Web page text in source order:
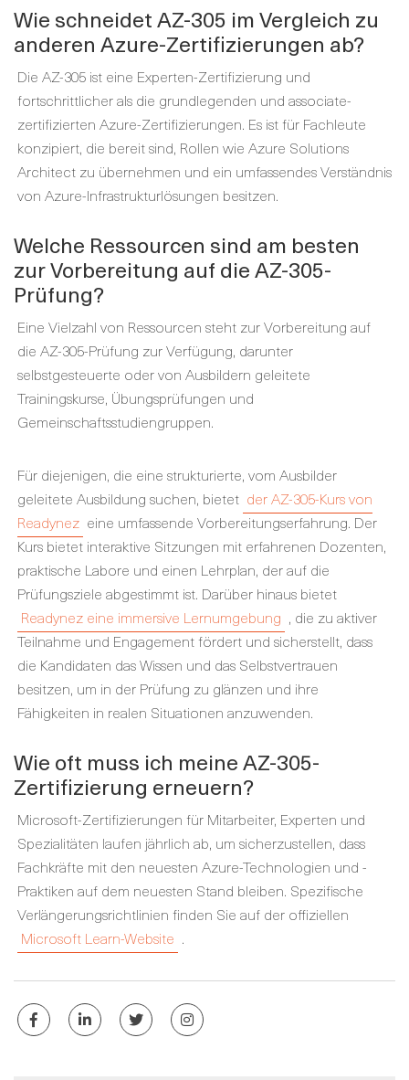
Wie schneidet AZ-305 im Vergleich zu
anderen Azure-Zertifizierungen ab?
Die AZ-305 ist eine Experten-Zertifizierung und
fortschrittlicher als die grundlegenden und associate-
zertifizierten Azure-Zertifizierungen. Es ist für Fachleute
konzipiert, die bereit sind, Rollen wie Azure Solutions
Architect zu übernehmen und ein umfassendes Verständnis
von Azure-Infrastrukturlösungen besitzen.
Welche Ressourcen sind am besten
zur Vorbereitung auf die AZ-305-
Prüfung?
Eine Vielzahl von Ressourcen steht zur Vorbereitung auf
die AZ-305-Prüfung zur Verfügung, darunter
selbstgesteuerte oder von Ausbildern geleitete
Trainingskurse, Übungsprüfungen und
Gemeinschaftsstudiengruppen.
Für diejenigen, die eine strukturierte, vom Ausbilder
geleitete Ausbildung suchen, bietet der AZ-305-Kurs von
Readynez eine umfassende Vorbereitungserfahrung. Der
Kurs bietet interaktive Sitzungen mit erfahrenen Dozenten,
praktische Labore und einen Lehrplan, der auf die
Prüfungsziele abgestimmt ist. Darüber hinaus bietet
Readynez eine immersive Lernumgebung , die zu aktiver
Teilnahme und Engagement fördert und sicherstellt, dass
die Kandidaten das Wissen und das Selbstvertrauen
besitzen, um in der Prüfung zu glänzen und ihre
Fähigkeiten in realen Situationen anzuwenden.
Wie oft muss ich meine AZ-305-
Zertifizierung erneuern?
Microsoft-Zertifizierungen für Mitarbeiter, Experten und
Spezialitäten laufen jährlich ab, um sicherzustellen, dass
Fachkräfte mit den neuesten Azure-Technologien und -
Praktiken auf dem neuesten Stand bleiben. Spezifische
Verlängerungsrichtlinien finden Sie auf der offiziellen
Microsoft Learn-Website .